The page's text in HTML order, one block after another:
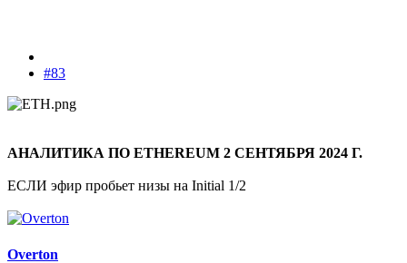
#83
АНАЛИТИКА ПО ETHEREUM 2 СЕНТЯБРЯ 2024 Г.
ЕСЛИ эфир пробьет низы на Initial 1/2
Overton